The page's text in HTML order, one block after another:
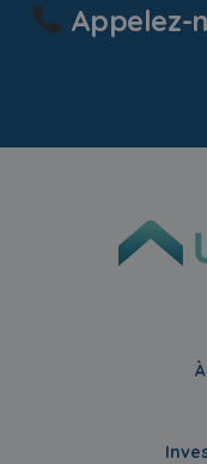
Appelez-